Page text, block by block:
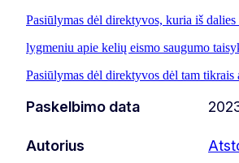
Pasiūlymas dėl direktyvos, kuria iš
lygmeniu apie kelių eismo saugumo
Pasiūlymas dėl direktyvos dėl tam
Paskelbimo data
Autorius